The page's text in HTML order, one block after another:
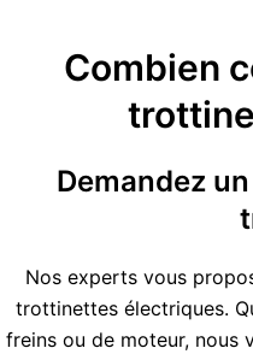
Combien
Demandez
Nos experts vous
trottinettes électriques.
freins ou de moteur, nous